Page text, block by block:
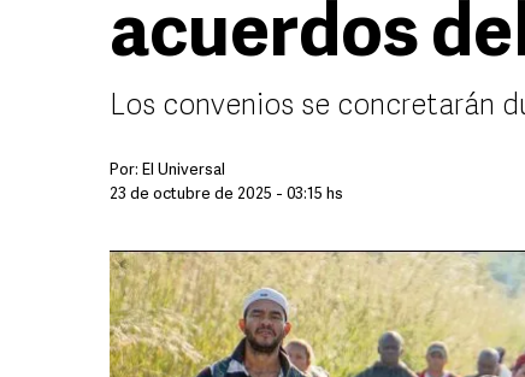
acuerdos
Los convenios se concretarán
Por: El Universal
23 de octubre de 2025 - 03:15 hs